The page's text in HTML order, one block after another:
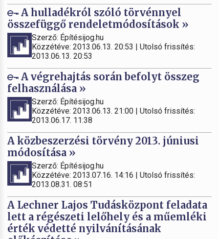
A hulladékról szóló törvénnyel
összefüggő rendeletmódosítások »
Szerző: Építésijog.hu
Közzétéve: 2013.06.13. 20:53 | Utolsó frissítés:
2013.06.13. 20:53
A végrehajtás során befolyt összeg
felhasználása »
Szerző: Építésijog.hu
Közzétéve: 2013.06.13. 21:00 | Utolsó frissítés:
2013.06.17. 11:38
A közbeszerzési törvény 2013. júniusi
módosítása »
Szerző: Építésijog.hu
Közzétéve: 2013.07.16. 14:16 | Utolsó frissítés:
2013.08.31. 08:51
A Lechner Lajos Tudásközpont feladata
lett a régészeti lelőhely és a műemléki
érték védetté nyilvánításának